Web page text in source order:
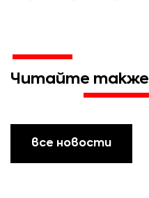
Читайте также
все новости